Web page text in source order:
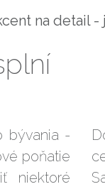
na
bývania -
poňatie
niektoré